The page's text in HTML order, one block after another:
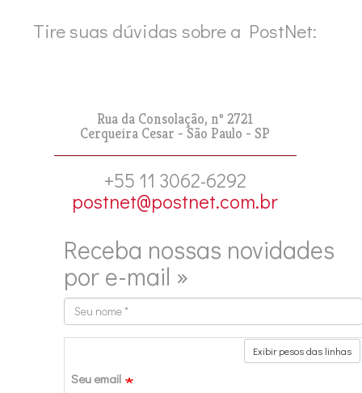
Tire suas dúvidas sobre a PostNet:
Rua da Consolação, nº 2721
Cerqueira Cesar - São Paulo - SP
+55 11 3062-6292
postnet@postnet.com.br
Receba nossas novidades
por e-mail »
Seu
nome
Exibir pesos das linhas
Seu email